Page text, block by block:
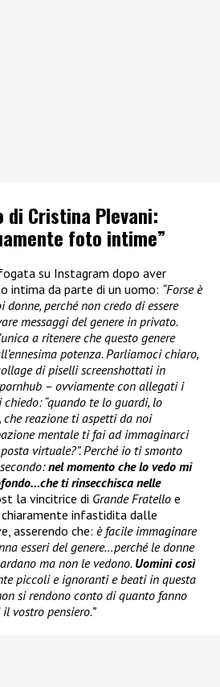
di Cristina Plevani:
foto intime”
su Instagram dopo aver
intima da parte di un uomo: “Forse è
perché non credo di essere
messaggi del genere in privato.
a ritenere che questo genere
potenza. Parliamoci chiaro,
di piselli screenshottati in
– ovviamente con allegati i
“quando te lo guardi, lo
che reazione ti aspetti da noi
mentale ti fai ad immaginarci
virtuale?”. Perché io ti smonto
nel momento che lo vedo mi
ti rinsecchisca nelle
la vincitrice di Grande Fratello e
infastidita dalle
asserendo che: è facile immaginare
esseri del genere…perché le donne
ma non le vedono. Uomini così
piccoli e ignoranti e beati in questa
si rendono conto di quanto fanno
vostro pensiero.”